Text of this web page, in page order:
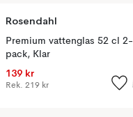
Rosendahl
Premium vattenglas 52 cl 2-
pack, Klar
139 kr
Rek. 219 kr